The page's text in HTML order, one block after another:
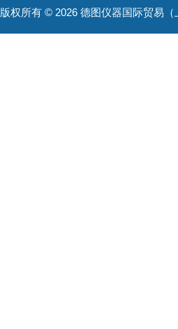
温湿度仪器
版权所有 © 2026 德图仪器国际贸易